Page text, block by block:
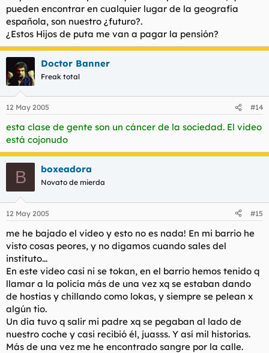
pueden encontrar en cualquier lugar de la geografía
española, son nuestro ¿futuro?.
¿Estos Hijos de puta me van a pagar la pensión?
Doctor Banner
Freak total
12 May 2005 #14
esta clase de gente son un cáncer de la sociedad. El video
está cojonudo
B boxeadora
Novato de mierda
12 May 2005 #15
me he bajado el video y esto no es nada! En mi barrio he
visto cosas peores, y no digamos cuando sales del
instituto...
En este video casi ni se tokan, en el barrio hemos tenido q
llamar a la policía más de una vez xq se estaban dando
de hostias y chillando como lokas, y siempre se pelean x
algún tio.
Un día tuvo q salir mi padre xq se pegaban al lado de
nuestro coche y casi recibió él, juasss. Y así mil historias.
Más de una vez me he encontrado sangre por la calle.